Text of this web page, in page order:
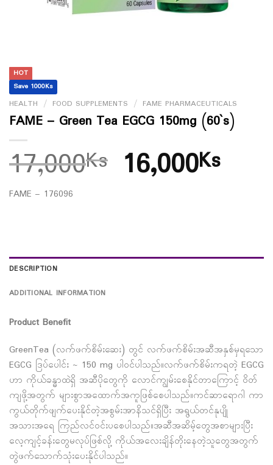
HOT
Save 1000Ks
HEALTH / FOOD SUPPLEMENTS / FAME PHARMACEUTICALS
FAME – Green Tea EGCG 150mg (60`s)
17,000Ks 16,000Ks
FAME – 176096
DESCRIPTION
ADDITIONAL INFORMATION
Product Benefit
GreenTea (လက်ဖက်စိမ်းဆေး) တွင် လက်ဖက်စိမ်းအဆီအနှစ်မှရသော
EGCG ဒြပ်ပေါင်း ~ 150 mg ပါ၀င်ပါသည်။လက်ဖက်စိမ်းကရတဲ့ EGCG
ဟာ ကိုယ်ခန္ဓာထဲရှိ အဆီပိုတွေကို လောင်ကျွမ်းစေနိုင်တာကြောင့် ဝိတ်
ကျဖို့အတွက် များစွာအထောက်အကူဖြစ်စေပါသည်။ကင်ဆာရောဂါ ကာ
ကွယ်တိုက်ဖျက်ပေးနိုင်တဲ့အစွမ်းအာနိသင်ရှိပြီး အရွယ်တင်နုပျို
အသားအရေ ကြည်လင်ဝင်းပစေပါသည်။အဆီအဆိမ့်တွေအစာများပြီး
လေ့ကျင့်ခန်းတွေမလုပ်ဖြစ်လို့ ကိုယ်အလေးချိန်တိုးနေတဲ့သူတွေအတွက်
တွဲဖက်သောက်သုံးပေးနိုင်ပါသည်။